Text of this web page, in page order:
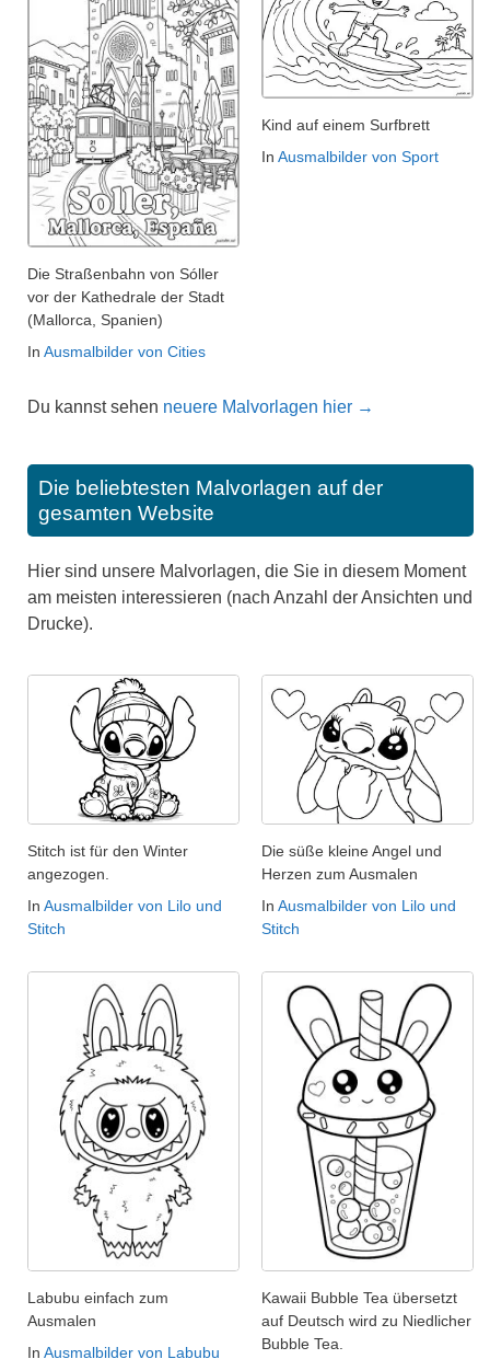
Die Straßenbahn von Sóller
vor der Kathedrale der Stadt
(Mallorca, Spanien)
In Ausmalbilder von Cities
Kind auf einem Surfbrett
In Ausmalbilder von Sport
Du kannst sehen neuere Malvorlagen hier →
Die beliebtesten Malvorlagen auf der
gesamten Website
Hier sind unsere Malvorlagen, die Sie in diesem Moment
am meisten interessieren (nach Anzahl der Ansichten und
Drucke).
Stitch ist für den Winter
angezogen.
In Ausmalbilder von Lilo und
Stitch
Die süße kleine Angel und
Herzen zum Ausmalen
In Ausmalbilder von Lilo und
Stitch
Labubu einfach zum
Ausmalen
In Ausmalbilder von Labubu
Kawaii Bubble Tea übersetzt
auf Deutsch wird zu Niedlicher
Bubble Tea.